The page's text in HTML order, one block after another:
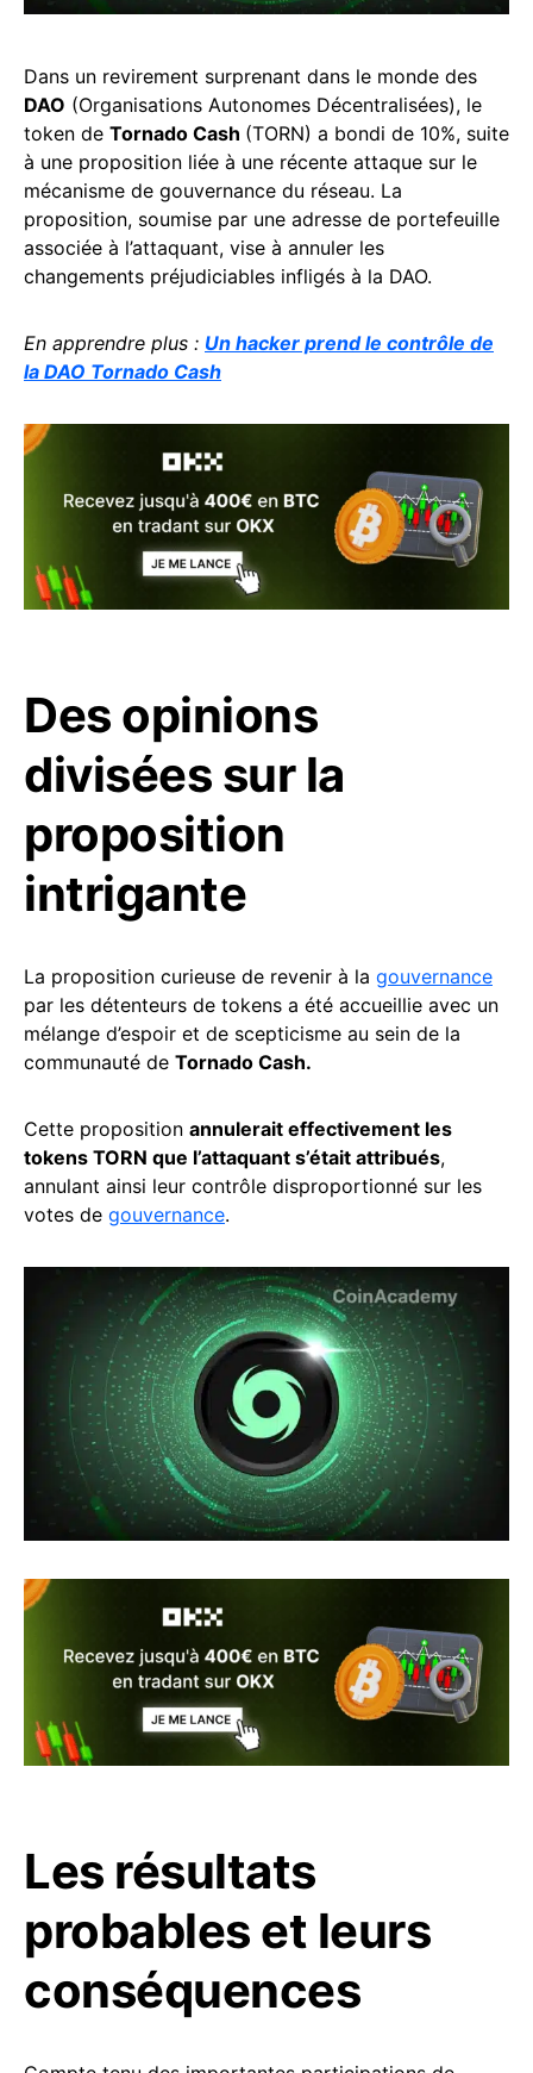
Dans un revirement surprenant dans le monde des
DAO (Organisations Autonomes Décentralisées), le
token de Tornado Cash (TORN) a bondi de 10%, suite
à une proposition liée à une récente attaque sur le
mécanisme de gouvernance du réseau. La
proposition, soumise par une adresse de portefeuille
associée à l’attaquant, vise à annuler les
changements préjudiciables infligés à la DAO.
En apprendre plus : Un hacker prend le contrôle de
la DAO Tornado Cash
Des opinions
divisées sur la
proposition
intrigante
La proposition curieuse de revenir à la gouvernance
par les détenteurs de tokens a été accueillie avec un
mélange d’espoir et de scepticisme au sein de la
communauté de Tornado Cash.
Cette proposition annulerait effectivement les
tokens TORN que l’attaquant s’était attribués,
annulant ainsi leur contrôle disproportionné sur les
votes de gouvernance.
Les résultats
probables et leurs
conséquences